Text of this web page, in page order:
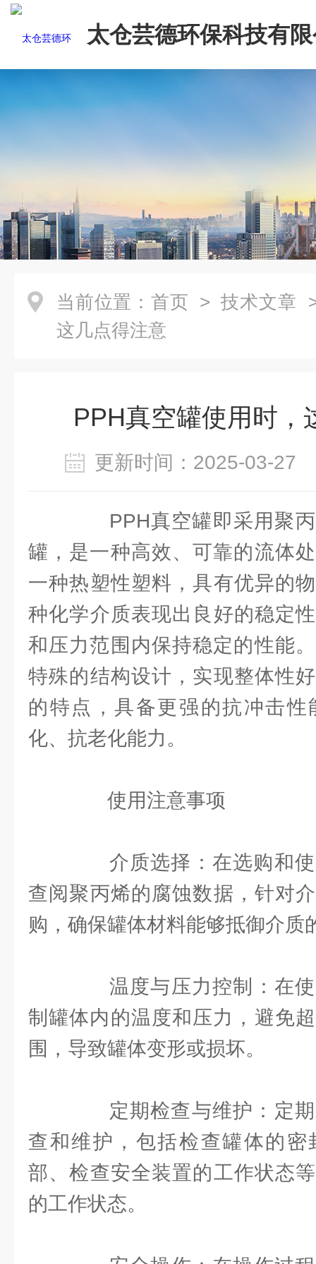
太仓芸德环保科技有
当前位置： 首页 > 技术文章
这几点得注意
PPH真空罐使用时，
更新时间：2025-03-
PPH真空罐即采用聚丙
罐，是一种高效、可靠的流体
一种热塑性塑料，具有优异的
种化学介质表现出良好的稳定
和压力范围内保持稳定的性能
特殊的结构设计，实现整体性
的特点，具备更强的抗冲击
化、抗老化能力。
使用注意事项
介质选择：在选购和使
查阅聚丙烯的腐蚀数据，针对
购，确保罐体材料能够抵御介质
温度与压力控制：在使
制罐体内的温度和压力，避免
围，导致罐体变形或损坏。
定期检查与维护：定期
查和维护，包括检查罐体的
部、检查安全装置的工作状态
的工作状态。